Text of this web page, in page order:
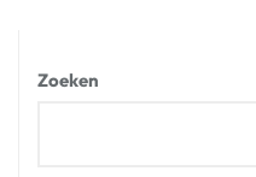
Zoeken